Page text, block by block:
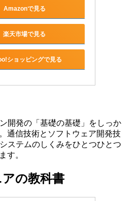
Amazonで見る
楽天市場で見る
ショッピングで見る
開発の「基礎の基礎」をしっか
通信技術とソフトウェア開発技
ステムのしくみをひとつひとつ
す。
の教科書